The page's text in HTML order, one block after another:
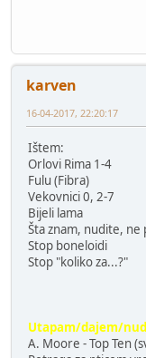
karven
16-04-2017, 22:20:17
Ištem:
Orlovi Rima 1-4
Fulu (Fibra)
Vekovnici 0, 2-7
Bijeli lama
Šta znam, nudite, ne
Stop boneloidi
Stop "koliko za...?"
Utapam/dajem/
A. Moore - Top Ten